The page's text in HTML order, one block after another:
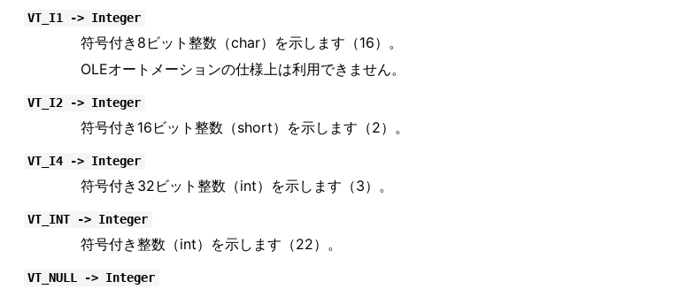
VT_I1 -> Integer
符号付き8ビット整数（char）を示します（16）。
OLEオートメーションの仕様上は利用できません。
VT_I2 -> Integer
符号付き16ビット整数（short）を示します（2）。
VT_I4 -> Integer
符号付き32ビット整数（int）を示します（3）。
VT_INT -> Integer
符号付き整数（int）を示します（22）。
VT_NULL -> Integer